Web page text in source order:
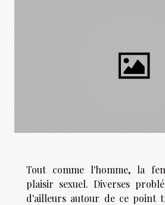
Tout comme l'homme, la
plaisir sexuel. Diverses
d'ailleurs autour de ce point